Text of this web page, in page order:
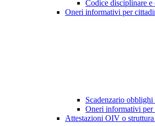
Codice disciplinare e
Oneri informativi per
Scadenzario
Oneri informativi per
Attestazioni OIV o struttura